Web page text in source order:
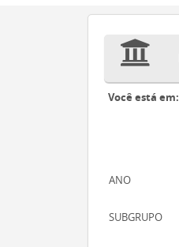
Você está em:
ANO
SUBGRUPO